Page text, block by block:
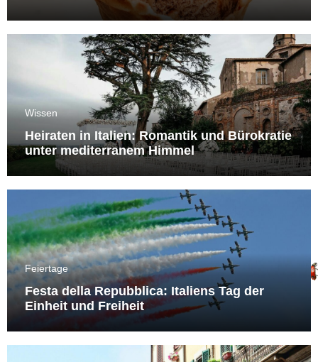
Wissen
Heiraten in Italien: Romantik und Bürokratie
unter mediterranem Himmel
Feiertage
Festa della Repubblica: Italiens Tag der
Einheit und Freiheit